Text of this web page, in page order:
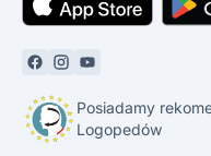
Posiadamy
Logopedów